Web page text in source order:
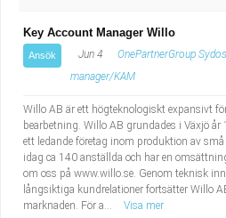
Kultur, media, design
Militärt arbete
Naturbruk
Naturvetenskapligt arbete
Tidningsbud/
Lärare i fritidshem/
Taxiförare/Taxichaufför
Läkarsekreterare/
Key Account Manager Willo
Ansök Jun 4 OnePartnerGroup
manager/KAM
Willo AB är ett högteknologiskt expansivt
bearbetning. Willo AB grundades i Växjö år
ett ledande företag inom produktion av
idag ca 140 anställda och har en
om oss på www.willo.se. Genom teknisk
långsiktiga kundrelationer fortsätter Willo
marknaden. För a...
Visa mer